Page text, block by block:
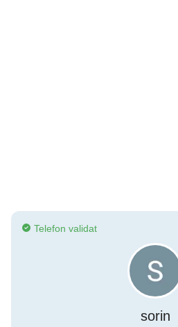
Telefon validat
sorin